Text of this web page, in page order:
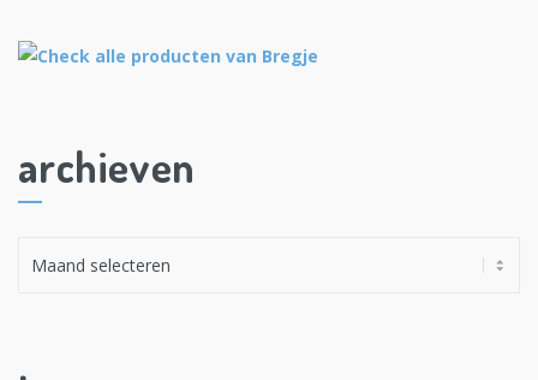
archieven